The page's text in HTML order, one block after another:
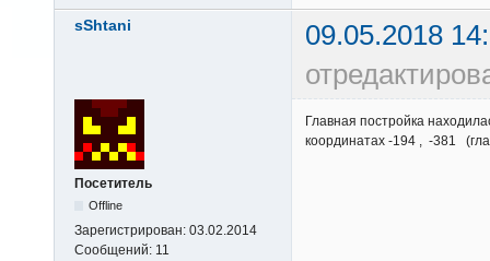
sShtani
09.05.2018
Посетитель
Offline
Зарегистрирован: 03.02.2014
Сообщений: 11
Главная постройка
координатах -194 , -381